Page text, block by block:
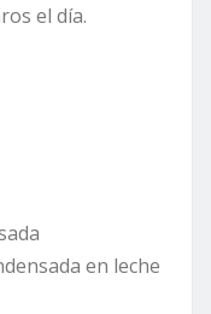
el día.
en leche